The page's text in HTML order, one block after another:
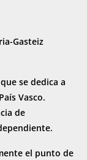
Gasteiz
se dedica a
Vasco.
de
el punto de